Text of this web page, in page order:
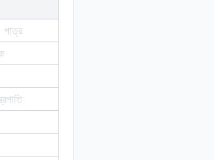
পাত্র